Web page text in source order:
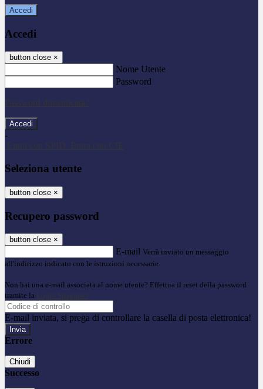
Accedi
Accedi
button close ×
Nome Utente
Password
Password dimenticata?
-
Entra con SPID
Entra con CIE
Seleziona utente
button close ×
Recupero password
button close ×
E-mail Verrà inviato un messaggio
all'indirizzo indicato con le istruzioni necessarie.
Non hai una e-mail associata al nome utente? Effettua il reset della password
tramite la Login Spaggiari
E-mail inviata, si prega di controllare la casella di posta elettronica!
Errore
Chiudi
Successo